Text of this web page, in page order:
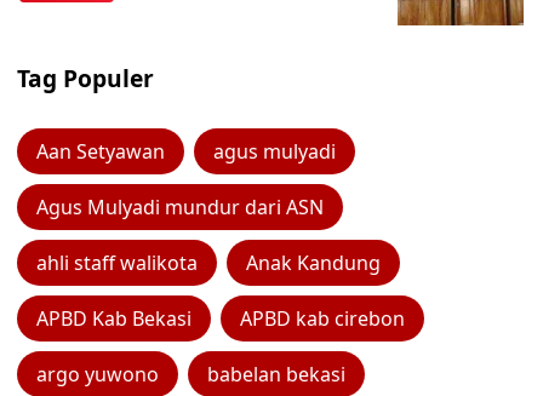
Tag Populer
Aan Setyawan agus mulyadi
Agus Mulyadi mundur dari ASN
ahli staff walikota Anak Kandung
APBD Kab Bekasi APBD kab cirebon
argo yuwono babelan bekasi